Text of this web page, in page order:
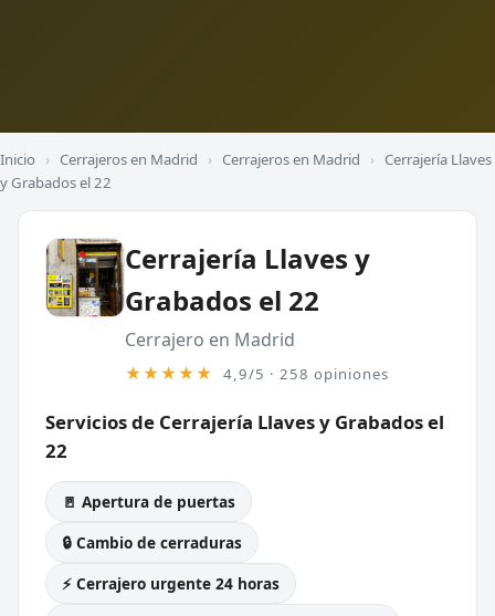
Inicio › Cerrajeros en Madrid › Cerrajeros en Madrid › Cerrajería Llaves
y Grabados el 22
Cerrajería Llaves y
Grabados el 22
Cerrajero en Madrid
★★★★★ 4,9/5 · 258 opiniones
Servicios de Cerrajería Llaves y Grabados el
22
🚪 Apertura de puertas
🔒 Cambio de cerraduras
⚡ Cerrajero urgente 24 horas